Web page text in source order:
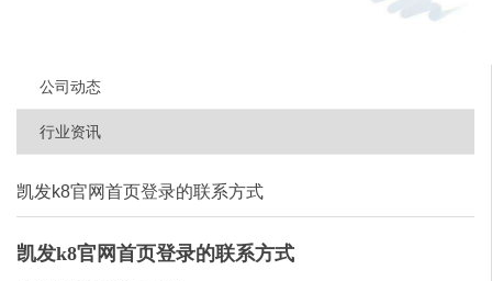
公司动态
行业资讯
凯发k8官网首页登录的联系方式
凯发k8官网首页登录的联系方式